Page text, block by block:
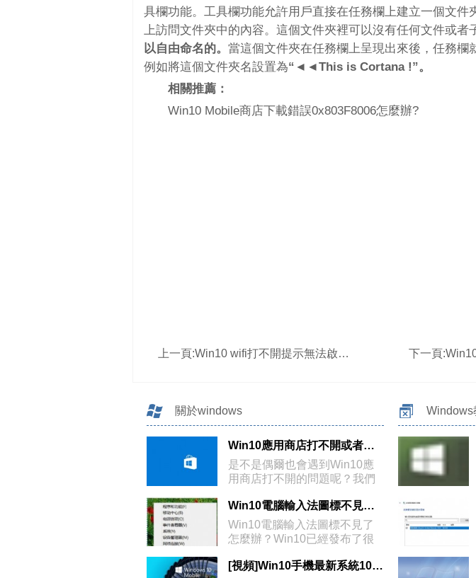
具欄功能。工具欄功能允許用戶直接在任務欄上建立一個文件
上訪問文件夾中的內容。這個文件夾裡可以沒有任何文件或者
以自由命名的。 當這個文件夾在任務欄上呈現出來後，任務欄
例如將這個文件夾名設置為“◄◄This is Cortana !”。
相關推薦：
Win10 Mobile商店下載錯誤0x803F8006怎麼辦?
上一頁:Win10 wifi打不開提示無法啟動承載網絡怎麼辦? 下一頁:Win10控制
關於windows Windows
Win10應用商店打不開或者閃退？微軟官方官方解決方案曝光
是不是偶爾也會遇到Win10應
用商店打不開的問題呢？我們
Win10電腦輸入法圖標不見了問題的解決方法
Win10電腦輸入法圖標不見了
怎麼辦？Win10已經發布了很
[視頻]Win10手機最新系統10549體驗:Bug影響日常使用